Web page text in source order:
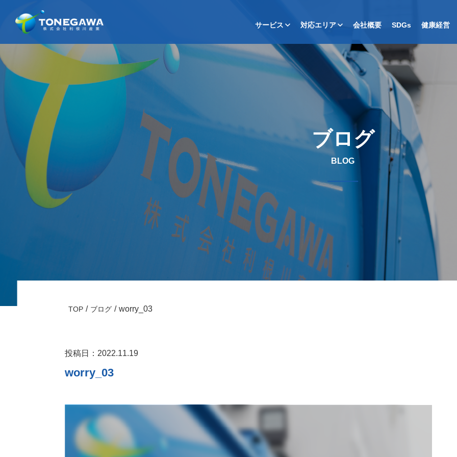
サービス 対応エリア 会社概要 SDGs 健康経営
ブログ
BLOG
TOP ブログ worry_03
投稿日：2022.11.19
worry_03